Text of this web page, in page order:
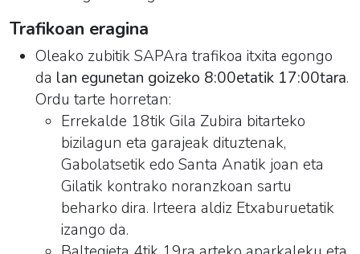
Trafikoan eragina
Oleako zubitik SAPAra trafikoa itxita egongo
da lan egunetan goizeko 8:00etatik 17:00tara.
Ordu tarte horretan:
Errekalde 18tik Gila Zubira bitarteko
bizilagun eta garajeak dituztenak,
Gabolatsetik edo Santa Anatik joan eta
Gilatik kontrako noranzkoan sartu
beharko dira. Irteera aldiz Etxaburuetatik
izango da.